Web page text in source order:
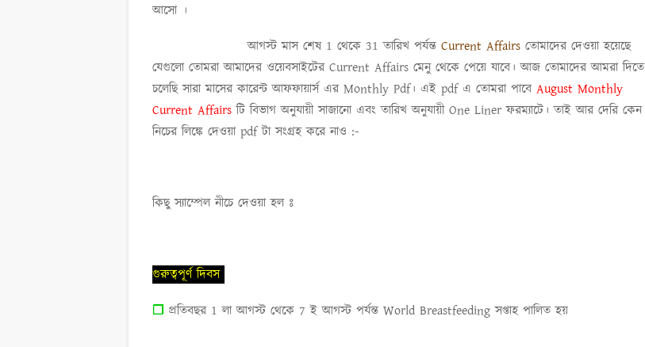
আসো ।
আগস্ট মাসশেষ 1 থেকে 31 তারিখ পর্যন্ত Current Affairs তোমাদের দেওয়া হয়েছে
যেগুলো তোমরা আমাদের ওয়েবসাইটের Current Affairs মেনু থেকে পেয়ে যাবে। আজ তোমাদের আমরা দিতে
চলেছি সারা মাসের কারেন্ট আফফায়ার্স এর Monthly Pdf। এই pdf এ তোমরা পাবে August Monthly
Current Affairs টি বিভাগ অনুযায়ী সাজানো এবং তারিখ অনুযায়ী One Liner ফরম্যাটে। তাই আর দেরি কেন
নিচের লিঙ্কে দেওয়া pdf টা সংগ্রহ করে নাও :-
কিছু স্যাম্পেল নীচে দেওয়া হল ঃ
গুরুত্বপূর্ণ দিবস
❐ প্রতিবছর 1লা আগস্ট থেকে 7ই আগস্ট পর্যন্ত World Breastfeedingসপ্তাহ পালিত হয়